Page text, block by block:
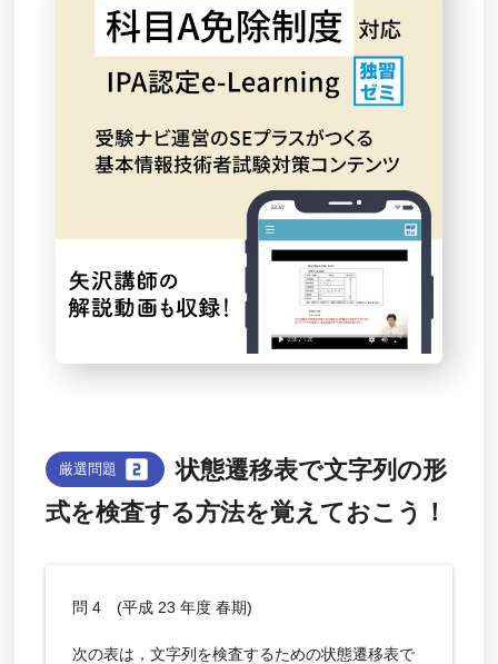
厳選問題 looks_two
状態遷移表で文字列の形
式を検査する方法を覚えておこう！
問 4 (平成 23 年度 春期)
次の表は，文字列を検査するための状態遷移表で